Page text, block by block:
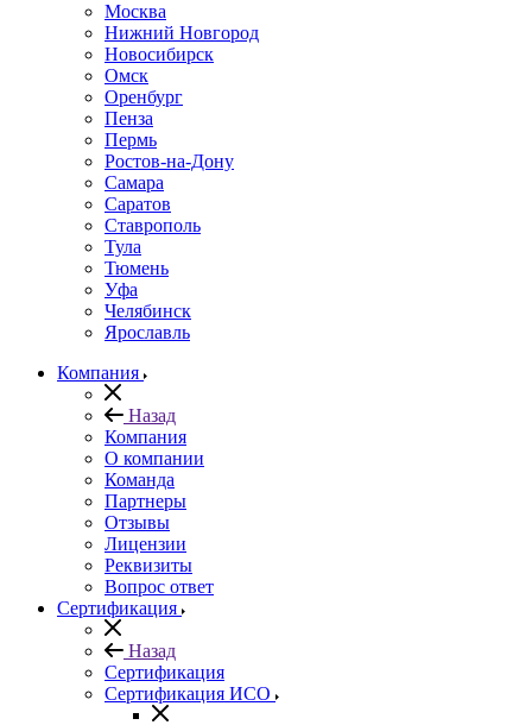
Москва
Нижний Новгород
Новосибирск
Омск
Оренбург
Пенза
Пермь
Ростов-на-Дону
Самара
Саратов
Ставрополь
Тула
Тюмень
Уфа
Челябинск
Ярославль
Компания
Назад
Компания
О компании
Команда
Партнеры
Отзывы
Лицензии
Реквизиты
Вопрос ответ
Сертификация
Назад
Сертификация
Сертификация ИСО